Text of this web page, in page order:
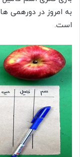
به امروز در دورهمی
است.